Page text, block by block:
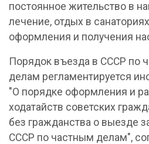
постоянное жительство в
лечение, отдых в
оформления и получения
Порядок въезда в СССР по
делам регламентируется
"О порядке оформления и
ходатайств советских
без гражданства о выезде
СССР по частным делам",